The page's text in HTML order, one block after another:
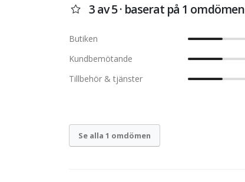
3 av 5 · baserat på 1 omdömen
Butiken
Kundbemötande
Tillbehör & tjänster
Se alla 1 omdömen